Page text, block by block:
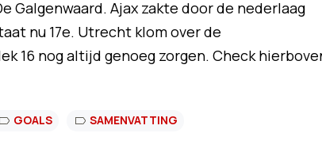
Galgenwaard. Ajax zakte door de nederlaag
nu 17e. Utrecht klom over de
16 nog altijd genoeg zorgen. Check
GOALS SAMENVATTING